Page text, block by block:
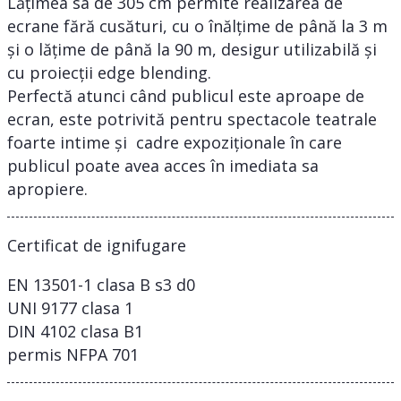
ecrane fără cusături, cu o înălțime de până la 3 m
și o lățime de până la 90 m, desigur utilizabilă și
cu proiecții edge blending.
Perfectă atunci când publicul este aproape de
ecran, este potrivită pentru spectacole teatrale
foarte intime și cadre expoziționale în care
publicul poate avea acces în imediata sa
apropiere.
Certificat de ignifugare
EN 13501-1 clasa B s3 d0
UNI 9177 clasa 1
DIN 4102 clasa B1
permis NFPA 701